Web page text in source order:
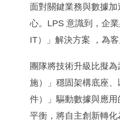
面對關鍵業務與數據
心。LPS 意識到，企
IT）」解決方案 ，為
團隊將技術升級比擬
施）」穩固架構底座
件）」驅動數據與應
平衡，將自主創新轉化